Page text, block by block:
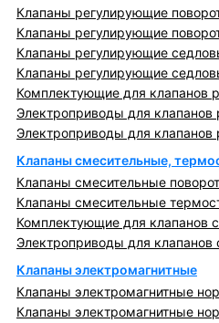
Клапаны регулирующие
Клапаны регулирующие
Клапаны регулирующие
Клапаны регулирующие
Комплектующие для клапанов
Электроприводы для
Электроприводы для
Клапаны смесительные,
Клапаны смесительные
Клапаны смесительные
Комплектующие для клапанов
Электроприводы для клапанов
Клапаны электромагнитные
Клапаны электромагнитные
Клапаны электромагнитные